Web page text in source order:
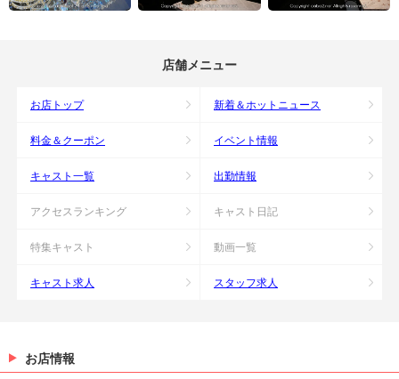
店舗メニュー
お店トップ 新着＆ホットニュース
料金＆クーポン イベント情報
キャスト一覧 出勤情報
アクセスランキング キャスト日記
特集キャスト 動画一覧
キャスト求人 スタッフ求人
お店情報